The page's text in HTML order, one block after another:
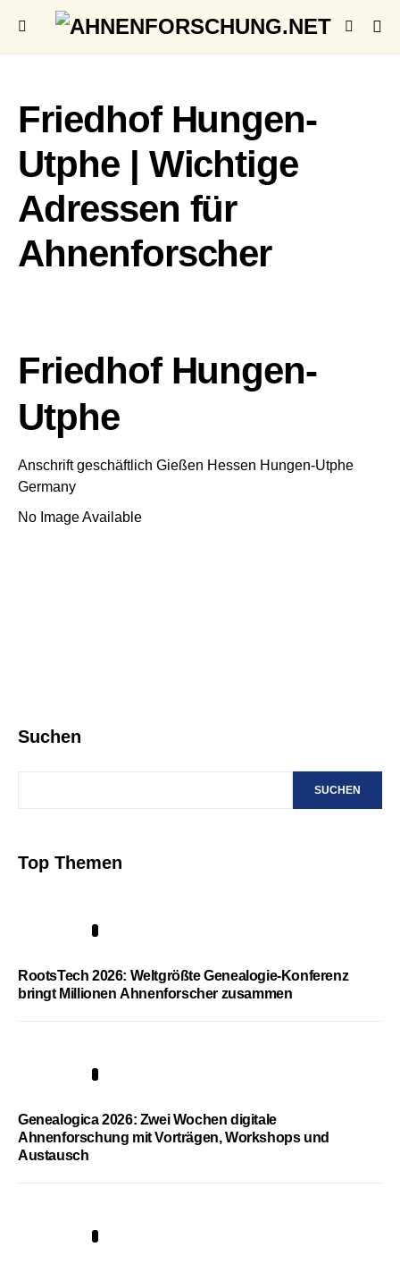
Friedhof Hungen-
Utphe | Wichtige
Adressen für
Ahnenforscher
Friedhof Hungen-
Utphe
Anschrift geschäftlich Gießen Hessen Hungen-Utphe
Germany
No Image Available
Suchen
SUCHEN
Top Themen
RootsTech 2026: Weltgrößte Genealogie-Konferenz
bringt Millionen Ahnenforscher zusammen
Genealogica 2026: Zwei Wochen digitale
Ahnenforschung mit Vorträgen, Workshops und
Austausch